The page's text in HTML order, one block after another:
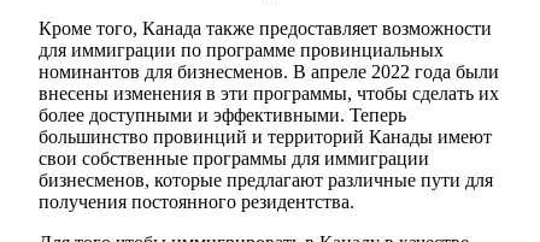
Кроме того, Канада также предоставляет возможности
для иммиграции по программе провинциальных
номинантов для бизнесменов. В апреле 2022 года были
внесены изменения в эти программы, чтобы сделать их
более доступными и эффективными. Теперь
большинство провинций и территорий Канады имеют
свои собственные программы для иммиграции
бизнесменов, которые предлагают различные пути для
получения постоянного резидентства.